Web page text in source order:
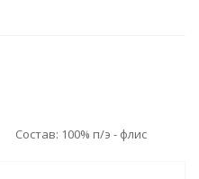
Состав: 100% п/э - флис